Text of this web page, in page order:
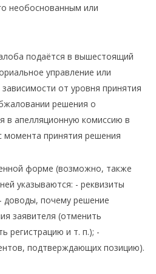
необоснованным или
подаётся в вышестоящий
управление или
от уровня принятия
решения о
в апелляционную комиссию в
момента принятия решения
форме (возможно, также
указываются: - реквизиты
доводы, почему решение
заявителя (отменить
регистрацию и т. п.); -
подтверждающих позицию).